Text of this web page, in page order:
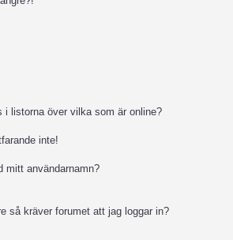
i listorna över vilka som är online?
inte!
mitt användarnamn?
så kräver forumet att jag loggar in?